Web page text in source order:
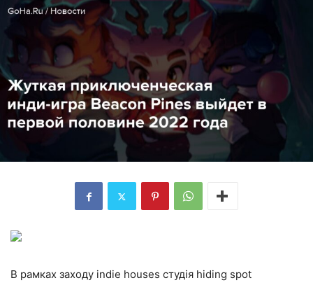
В рамках заходу indie houses студія hiding spot